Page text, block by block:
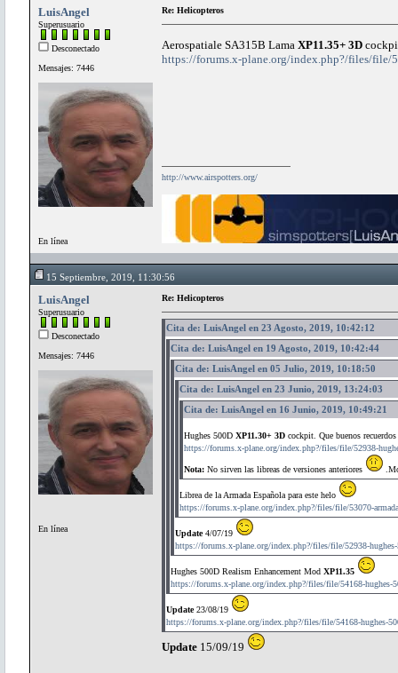
LuisAngel
Superusuario
Desconectado
Mensajes: 7446
En línea
Re: Helicopteros
Aerospatiale SA315B Lama XP11.35+ 3D
https://forums.x-plane.org/index.php?/files/file/
http://www.airspotters.org/
15 Septiembre, 2019, 11:30:56
LuisAngel
Superusuario
Desconectado
Mensajes: 7446
En línea
Re: Helicopteros
Cita de: LuisAngel en 23 Agosto, 2019, 10:42:12
Cita de: LuisAngel en 19 Agosto, 2019, 10:42:44
Cita de: LuisAngel en 05 Julio, 2019, 10:18:50
Cita de: LuisAngel en 23 Junio, 2019, 13:24:03
Cita de: LuisAngel en 16 Junio, 2019, 10:49:21
Hughes 500D XP11.30+ 3D cockpit. Que buenos
https://forums.x-plane.org/index.php?/files/file/52938-
Nota: No sirven las libreas de versiones anteriores
Librea de la Armada Española para este helo
https://forums.x-plane.org/index.php?/files/file/53070-
Update4/07/19
https://forums.x-plane.org/index.php?/files/file/52938-
Hughes 500D Realism Enhancement Mod XP11.35
https://forums.x-plane.org/index.php?/files/file/54168-hughes-
Update23/08/19
https://forums.x-plane.org/index.php?/files/file/54168-hughes-
Update 15/09/19